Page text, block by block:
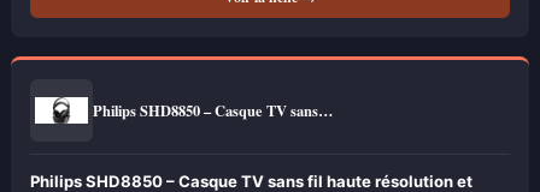
Philips SHD8850 – Casque TV sans…
Philips SHD8850 – Casque TV sans fil haute résolution et